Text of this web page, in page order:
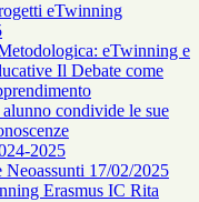
eTwinning
eTwinning e
Il Debate come
condivide le sue
2025
17/02/2025
Erasmus IC Rita